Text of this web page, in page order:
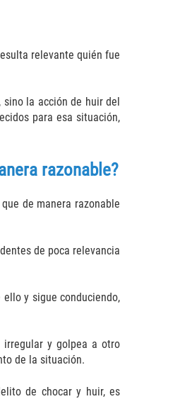
relevante quién fue
la acción de huir del
para esa situación,
razonable?
de manera razonable
de poca relevancia
y sigue conduciendo,
irregular y golpea a otro
de la situación.
de chocar y huir, es